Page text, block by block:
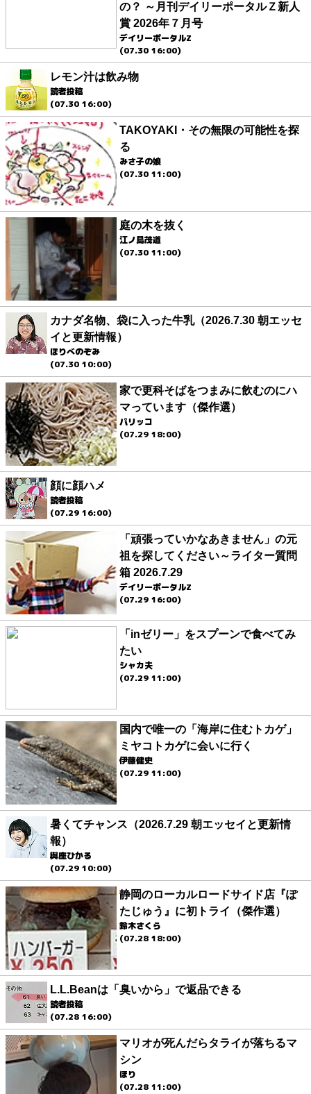
の？ ～月刊デイリーポータルＺ新人
賞 2026年７月号
デイリーポータルZ
(07.30 16:00)
レモン汁は飲み物
読者投稿
(07.30 16:00)
TAKOYAKI・その無限の可能性を探
る
みさ子の娘
(07.30 11:00)
庭の木を抜く
江ノ島茂道
(07.30 11:00)
カナダ名物、袋に入った牛乳（2026.7.30 朝エッセ
イと更新情報）
ほりべのぞみ
(07.30 10:00)
家で更科そばをつまみに飲むのにハ
マっています（傑作選）
パリッコ
(07.29 18:00)
顔に顔ハメ
読者投稿
(07.29 16:00)
「頑張っていかなあきません」の元
祖を探してください～ライター質問
箱 2026.7.29
デイリーポータルZ
(07.29 16:00)
「inゼリー」をスプーンで食べてみ
たい
シャカ夫
(07.29 11:00)
国内で唯一の「海岸に住むトカゲ」
ミヤコトカゲに会いに行く
伊藤健史
(07.29 11:00)
暑くてチャンス（2026.7.29 朝エッセイと更新情
報）
與座ひかる
(07.29 10:00)
静岡のローカルロードサイド店『ぽ
たじゅう』に初トライ（傑作選）
鈴木さくら
(07.28 18:00)
L.L.Beanは「臭いから」で返品できる
読者投稿
(07.28 16:00)
マリオが死んだらタライが落ちるマ
シン
ほり
(07.28 11:00)